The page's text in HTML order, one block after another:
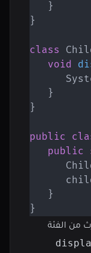
}
}
class
void
}
}
public
public
}
}
من الفئة